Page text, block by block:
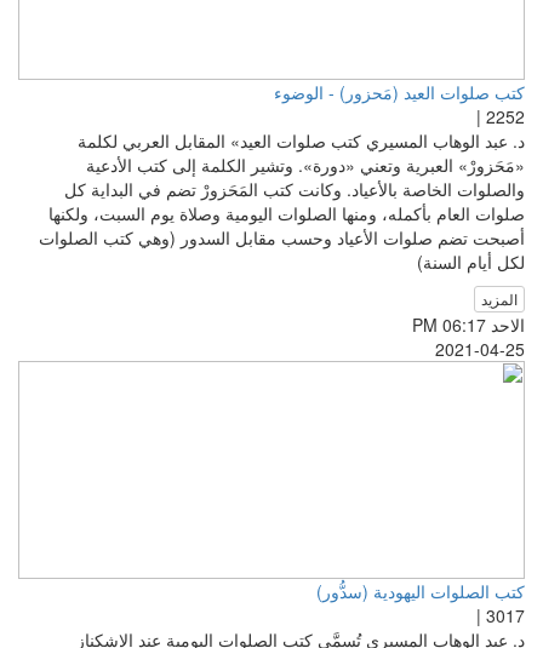
كتب صلوات العيد (مَحزور) - الوضوء
2252 |
د. عبد الوهاب المسيري كتب صلوات العيد» المقابل العربي لكلمة
«مَحَزورْ» العبرية وتعني «دورة». وتشير الكلمة إلى كتب الأدعية
والصلوات الخاصة بالأعياد. وكانت كتب المَحَزورْ تضم في البداية كل
صلوات العام بأكمله، ومنها الصلوات اليومية وصلاة يوم السبت، ولكنها
أصبحت تضم صلوات الأعياد وحسب مقابل السدور (وهي كتب الصلوات
لكل أيام السنة)
المزيد
الاحد PM 06:17
2021-04-25
كتب الصلوات اليهودية (سدُّور)
3017 |
د. عبد الوهاب المسيري تُسمَّى كتب الصلوات اليومية عند الإشكناز